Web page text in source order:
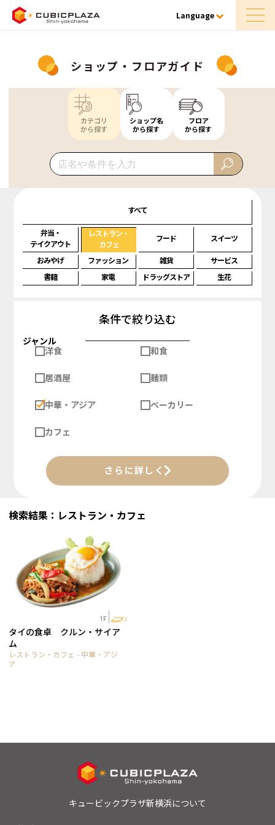
Language
ショップ・フロアガイド
カテゴリ
から探す
ショップ名
から探す
フロア
から探す
すべて
弁当・
テイクアウト
レストラン・
カフェ
フード スイーツ
おみやげ ファッション 雑貨
サービス
書籍
家電 ドラッグストア 生花
条件で絞り込む
ジャンル
洋食
和食
居酒屋 麺類
中華・アジア ベーカリー
カフェ
さらに詳しく
検索結果：レストラン・カフェ
1F
タイの食卓 クルン・サイア
ム
レストラン・カフェ - 中華・アジ
ア
キュービックプラザ新横浜について